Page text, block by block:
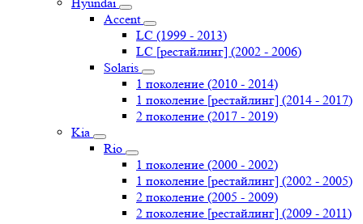
Accent
LC (1999 - 2013)
LC [рестайлинг] (2002 - 2006)
Solaris
1 поколение (2010 - 2014)
1 поколение [рестайлинг] (2014 - 2017)
2 поколение (2017 - 2019)
Kia
Rio
1 поколение (2000 - 2002)
1 поколение [рестайлинг] (2002 - 2005)
2 поколение (2005 - 2009)
2 поколение [рестайлинг] (2009 - 2011)